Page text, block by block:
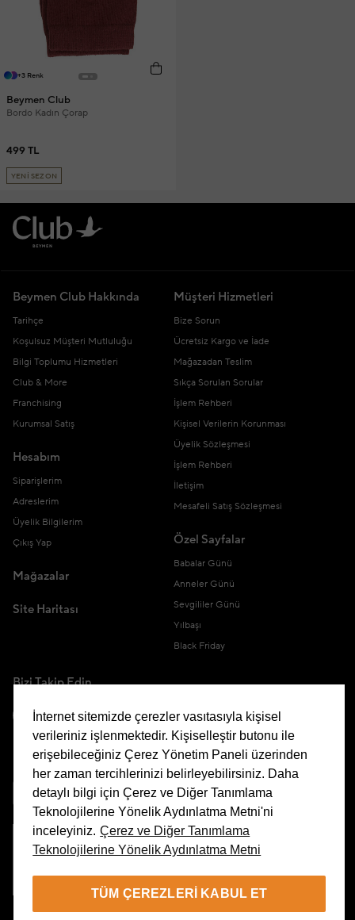
+3 Renk
Beymen Club
Bordo Kadın Çorap
499 TL
YENİ SEZON
Beymen Club Hakkında
Tarihçe
Koşulsuz Müşteri Mutluluğu
Bilgi Toplumu Hizmetleri
Club & More
Franchising
Kurumsal Satış
Hesabım
Siparişlerim
Adreslerim
Üyelik Bilgilerim
Çıkış Yap
Mağazalar
Site Haritası
Müşteri Hizmetleri
Bize Sorun
Ücretsiz Kargo ve İade
Mağazadan Teslim
Sıkça Sorulan Sorular
İşlem Rehberi
Kişisel Verilerin Korunması
Üyelik Sözleşmesi
İşlem Rehberi
İletişim
Mesafeli Satış Sözleşmesi
Özel Sayfalar
Babalar Günü
Anneler Günü
Sevgililer Günü
Yılbaşı
Black Friday
Bizi Takip Edin
Uygulamamızı İndirin
İnternet sitemizde çerezler vasıtasıyla kişisel
verileriniz işlenmektedir. Kişiselleştir butonu ile
erişebileceğiniz Çerez Yönetim Paneli üzerinden
her zaman tercihlerinizi belirleyebilirsiniz. Daha
detaylı bilgi için Çerez ve Diğer Tanımlama
Teknolojilerine Yönelik Aydınlatma Metni'ni
inceleyiniz. Çerez ve Diğer Tanımlama
Teknolojilerine Yönelik Aydınlatma Metni
TÜM ÇEREZLERI KABUL ET